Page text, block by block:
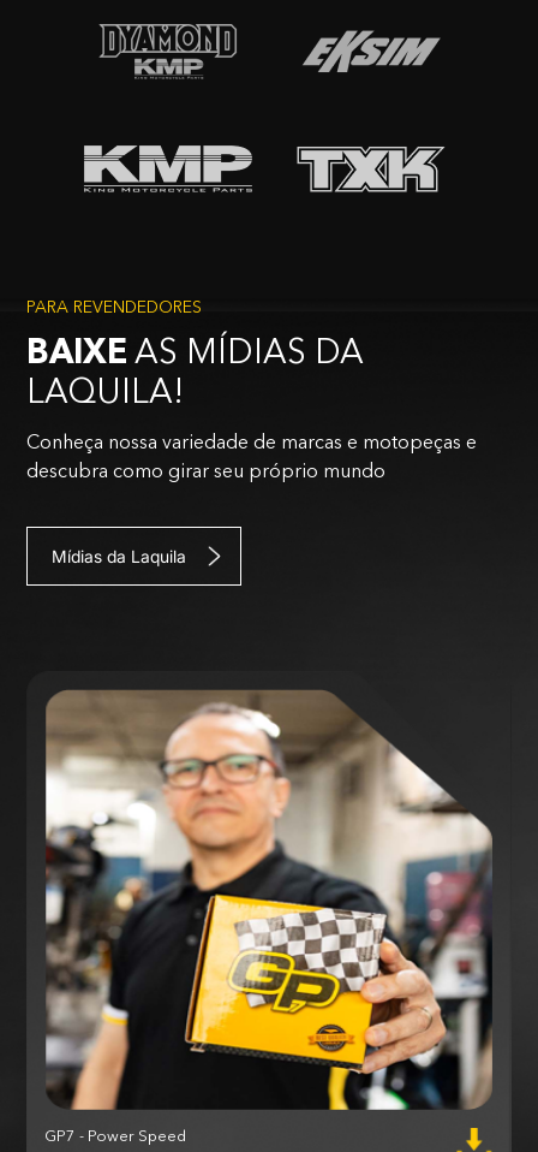
PARA REVENDEDORES
BAIXE AS MÍDIAS DA
LAQUILA!
Conheça nossa variedade de marcas e motopeças e
descubra como girar seu próprio mundo
Mídias da Laquila
GP7 - Power Speed